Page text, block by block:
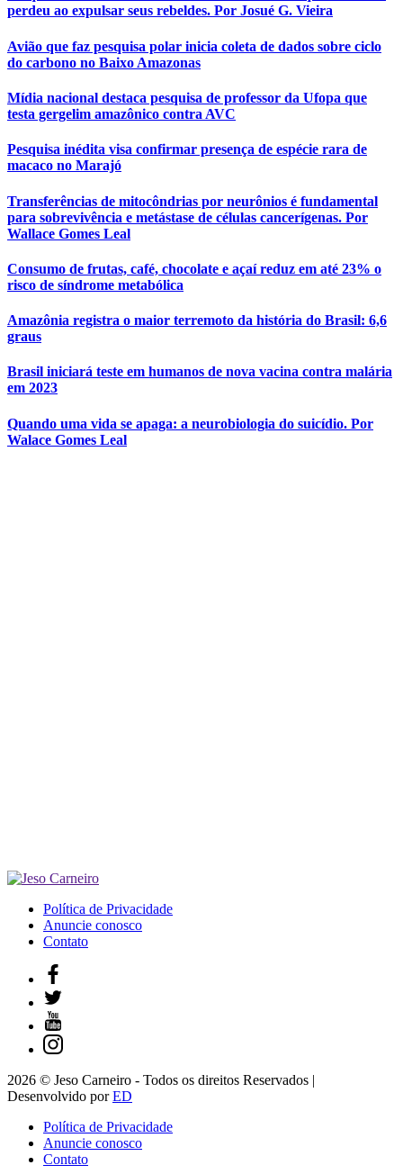
perdeu ao expulsar seus rebeldes. Por Josué G. Vieira
Avião que faz pesquisa polar inicia coleta de dados sobre ciclo
do carbono no Baixo Amazonas
Mídia nacional destaca pesquisa de professor da Ufopa que
testa gergelim amazônico contra AVC
Pesquisa inédita visa confirmar presença de espécie rara de
macaco no Marajó
Transferências de mitocôndrias por neurônios é fundamental
para sobrevivência e metástase de células cancerígenas. Por
Wallace Gomes Leal
Consumo de frutas, café, chocolate e açaí reduz em até 23% o
risco de síndrome metabólica
Amazônia registra o maior terremoto da história do Brasil: 6,6
graus
Brasil iniciará teste em humanos de nova vacina contra malária
em 2023
Quando uma vida se apaga: a neurobiologia do suicídio. Por
Walace Gomes Leal
Política de Privacidade
Anuncie conosco
Contato
2026 © Jeso Carneiro - Todos os direitos Reservados |
Desenvolvido porED
Política de Privacidade
Anuncie conosco
Contato